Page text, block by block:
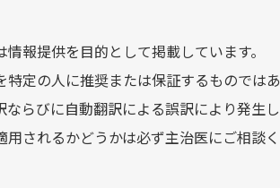
報提供を目的として掲載しています。
定の人に推奨または保証するものではあ
ならびに自動翻訳による誤訳により発生
用されるかどうかは必ず主治医にご相談く